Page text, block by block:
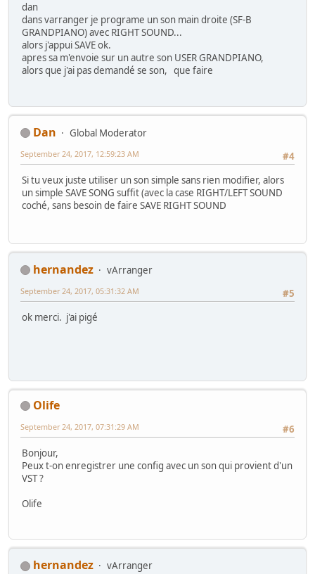
dan
dans varranger je programe un son main droite (SF-B
GRANDPIANO) avec RIGHT SOUND...
alors j'appui SAVE ok.
apres sa m'envoie sur un autre son USER GRANDPIANO,
alors que j'ai pas demandé se son, que faire
Dan
Global Moderator
#4
September 24, 2017, 12:59:23 AM
Si tu veux juste utiliser un son simple sans rien modifier, alors
un simple SAVE SONG suffit (avec la case RIGHT/LEFT SOUND
coché, sans besoin de faire SAVE RIGHT SOUND
hernandez
vArranger
#5
September 24, 2017, 05:31:32 AM
ok merci. j'ai pigé
Olife
#6
September 24, 2017, 07:31:29 AM
Bonjour,
Peux t-on enregistrer une config avec un son qui provient d'un
VST ?
Olife
hernandez
vArranger